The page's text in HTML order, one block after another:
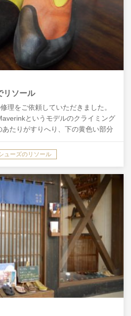
リソール
理をご依頼していただきました。
というモデルのクライミング
たりがすりへり、下の黄色い部分
ューズのリソール